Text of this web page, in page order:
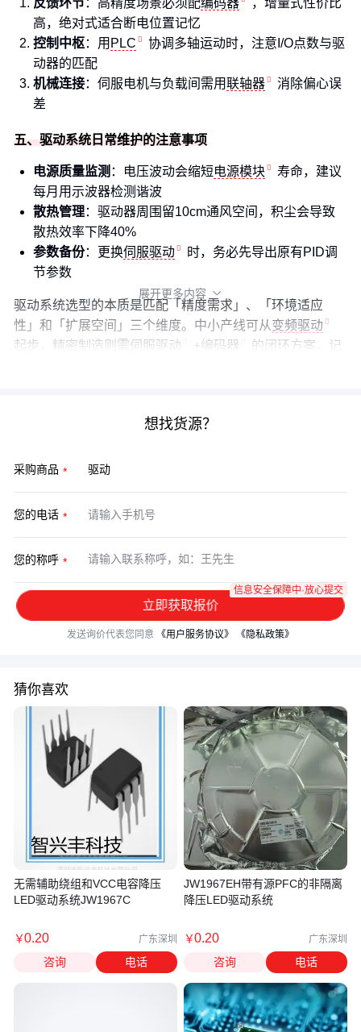
反馈环节：高精度场景必须配编码器
，增量式性价比
高，绝对式适合断电位置记忆
控制中枢 ：用 PLC
协调多轴运动时，注意I/O点数与驱
动器的匹配
机械连接：伺服电机与负载间需用联轴器
消除偏心误
差
五、驱动系统日常维护的注意事项
电源质量监测 ：电压波动会缩短电源模块
寿命，建议
每月用示波器检测谐波
散热管理：驱动器周围留10cm通风空间，积尘会导致
散热效率下降40%
参数备份：更换伺服驱动
时，务必先导出原有PID调
节参数
驱动系统选型的本质是匹配「精度需求」、「环境适应
性」和「扩展空间」三个维度。中小产线可从变频驱动
起步，精密制造则需伺服驱动 + 编码器
的闭环方案。记
展开更多内容 
想找货源？
采购商品
您的电话
您的称呼
立即获取报价
信息安全保障中·放心提交
发送询价代表您同意 《用户服务协议》 《隐私政策》
猜你喜欢
无需辅助绕组和VCC电容降压
LED驱动系统JW1967C
￥0.20 广东深圳
咨询 电话
JW1967EH带有源PFC的非隔离
降压LED驱动系统
￥0.20 广东深圳
咨询 电话